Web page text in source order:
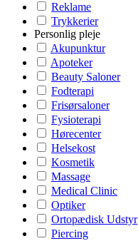
Reklame
Trykkerier
Personlig pleje
Akupunktur
Apoteker
Beauty Saloner
Fodterapi
Frisørsaloner
Fysioterapi
Hørecenter
Helsekost
Kosmetik
Massage
Medical Clinic
Optiker
Ortopædisk Udstyr
Piercing